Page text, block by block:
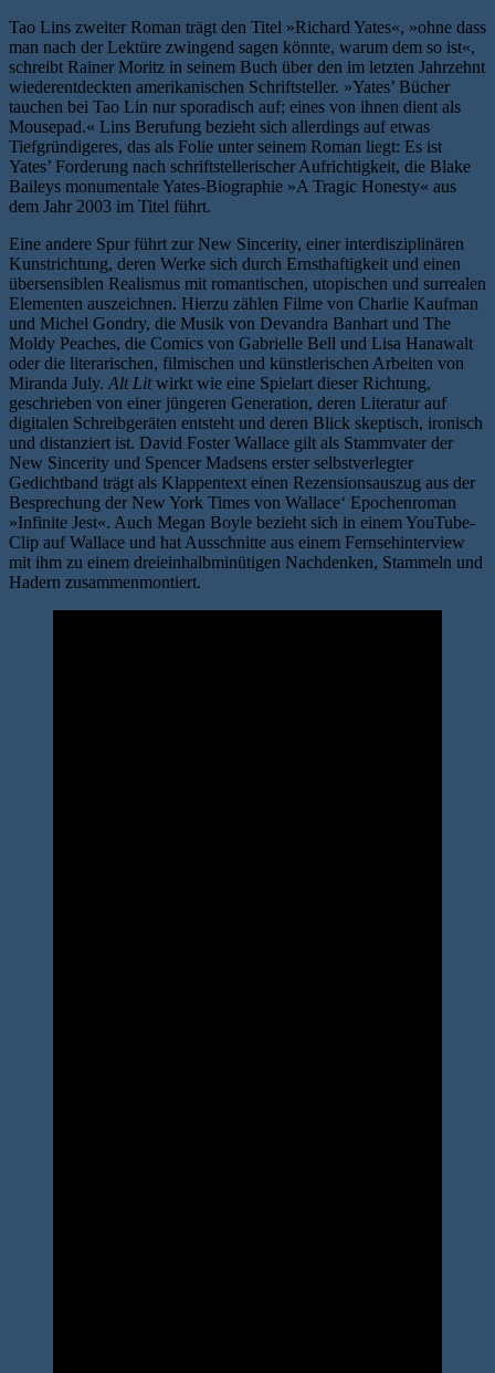
Tao Lins zweiter Roman trägt den Titel »Richard Yates«, »ohne dass
man nach der Lektüre zwingend sagen könnte, warum dem so ist«,
schreibt Rainer Moritz in seinem Buch über den im letzten Jahrzehnt
wiederentdeckten amerikanischen Schriftsteller. »Yates’ Bücher
tauchen bei Tao Lin nur sporadisch auf; eines von ihnen dient als
Mousepad.« Lins Berufung bezieht sich allerdings auf etwas
Tiefgründigeres, das als Folie unter seinem Roman liegt: Es ist
Yates’ Forderung nach schriftstellerischer Aufrichtigkeit, die Blake
Baileys monumentale Yates-Biographie »A Tragic Honesty« aus
dem Jahr 2003 im Titel führt.
Eine andere Spur führt zur New Sincerity, einer interdisziplinären
Kunstrichtung, deren Werke sich durch Ernsthaftigkeit und einen
übersensiblen Realismus mit romantischen, utopischen und surrealen
Elementen auszeichnen. Hierzu zählen Filme von Charlie Kaufman
und Michel Gondry, die Musik von Devandra Banhart und The
Moldy Peaches, die Comics von Gabrielle Bell und Lisa Hanawalt
oder die literarischen, filmischen und künstlerischen Arbeiten von
Miranda July. Alt Litwirkt wie eine Spielart dieser Richtung,
geschrieben von einer jüngeren Generation, deren Literatur auf
digitalen Schreibgeräten entsteht und deren Blick skeptisch, ironisch
und distanziert ist. David Foster Wallace gilt als Stammvater der
New Sincerity und Spencer Madsens erster selbstverlegter
Gedichtband trägt als Klappentext einen Rezensionsauszug aus der
Besprechung der New York Times von Wallace‘ Epochenroman
»Infinite Jest«. Auch Megan Boyle bezieht sich in einem YouTube-
Clip auf Wallace und hat Ausschnitte aus einem Fernsehinterview
mit ihm zu einem dreieinhalbminütigen Nachdenken, Stammeln und
Hadern zusammenmontiert.